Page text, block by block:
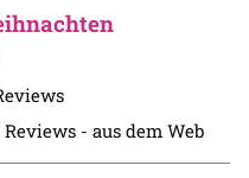
Reviews - aus dem Web